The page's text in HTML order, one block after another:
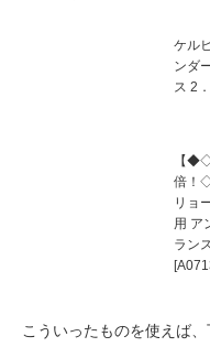
ケル
ンダ
ス 2
【
倍！
リョ
用 ア
ラン
こういったものを使えば